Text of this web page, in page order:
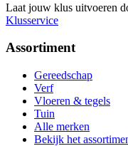
Laat jouw klus uitvoeren
Klusservice
Assortiment
Gereedschap
Verf
Vloeren & tegels
Tuin
Alle merken
Bekijk het